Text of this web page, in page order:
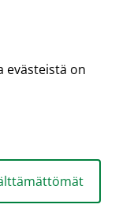
evästeistä on